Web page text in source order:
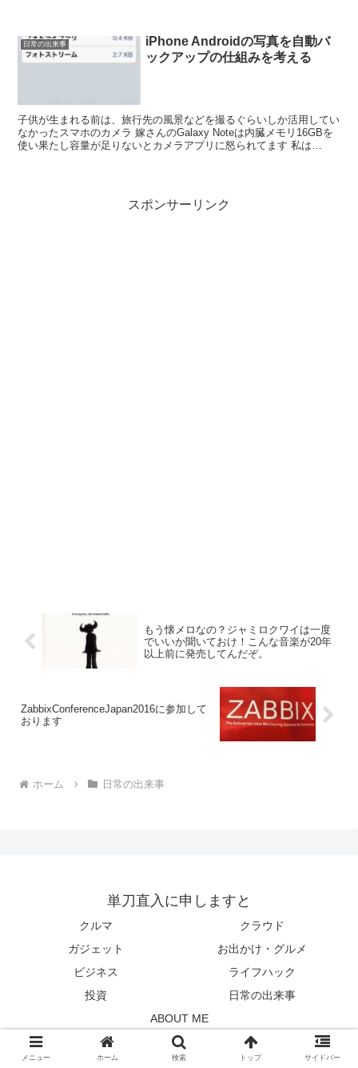
日常の出来事
iPhone Androidの写真を自動バ
ックアップの仕組みを考える
子供が生まれる前は、旅行先の風景などを撮るぐらいしか活用してい
なかったスマホのカメラ 嫁さんのGalaxy Noteは内臓メモリ16GBを
使い果たし容量が足りないとカメラアプリに怒られてます 私は
スポンサーリンク
もう懐メロなの？ジャミロクワイは一度
でいいか聞いておけ！こんな音楽が20年
以上前に発売してんだぞ。
ZabbixConferenceJapan2016に参加して
おります
ホーム 日常の出来事
単刀直入に申しますと
クルマ
クラウド
ガジェット
お出かけ・グルメ
ビジネス
ライフハック
投資
日常の出来事
ABOUT ME
© 2009 単刀直入に申しますと.
メニュー ホーム 検索 トップ サイドバー